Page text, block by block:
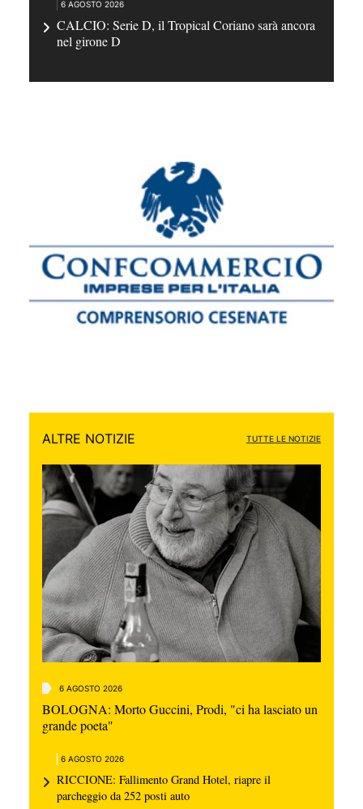
6 AGOSTO 2026
CALCIO: Serie D, il Tropical Coriano sarà ancora
nel girone D
ALTRE NOTIZIE TUTTE LE NOTIZIE
6 AGOSTO 2026
BOLOGNA: Morto Guccini, Prodi, "ci ha lasciato un
grande poeta"
6 AGOSTO 2026
RICCIONE: Fallimento Grand Hotel, riapre il
parcheggio da 252 posti auto